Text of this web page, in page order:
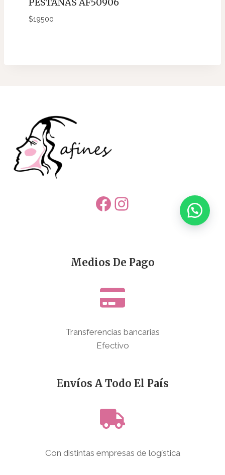
$19500
Facebook
Instagram
Medios De Pago
Transferencias bancarias
Efectivo
Envíos A Todo El País
Con distintas empresas de logística